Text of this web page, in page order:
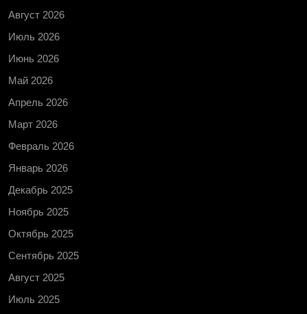
Август 2026
Июль 2026
Июнь 2026
Май 2026
Апрель 2026
Март 2026
Февраль 2026
Январь 2026
Декабрь 2025
Ноябрь 2025
Октябрь 2025
Сентябрь 2025
Август 2025
Июль 2025